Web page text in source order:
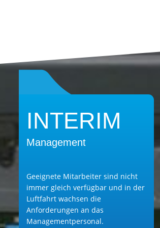
INTERIM
Management
Geeignete Mitarbeiter sind nicht
immer gleich verfügbar und in der
Luftfahrt wachsen die
Anforderungen an das
Managementpersonal.